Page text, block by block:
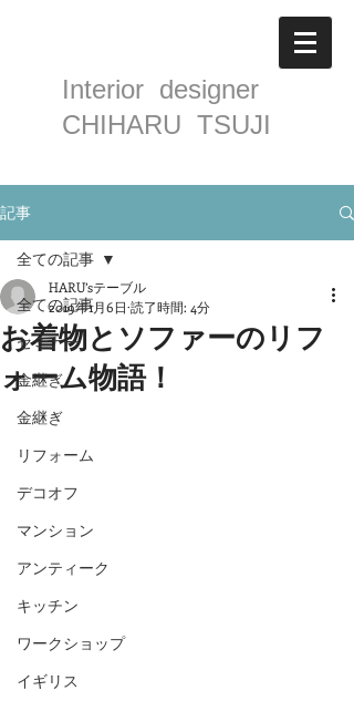
Interior designer
CHIHARU TSUJI
記事
全ての記事
セミナー
金継ぎ
金継ぎ
リフォーム
デコオフ
マンション
アンティーク
キッチン
ワークショップ
イギリス
全ての記事
お着物とソファーのリフ
ォーム物語！
HARU’sテーブル
2019年1月6日 読了時間: 4分